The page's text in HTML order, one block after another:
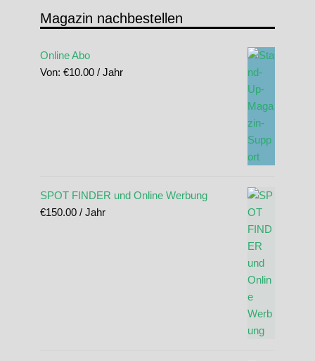
Magazin nachbestellen
Online Abo
Von: €10.00 / Jahr
SPOT FINDER und Online Werbung
€150.00 / Jahr